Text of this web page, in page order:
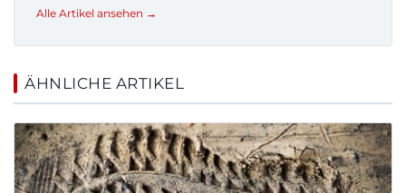
Alle Artikel ansehen →
ÄHNLICHE ARTIKEL